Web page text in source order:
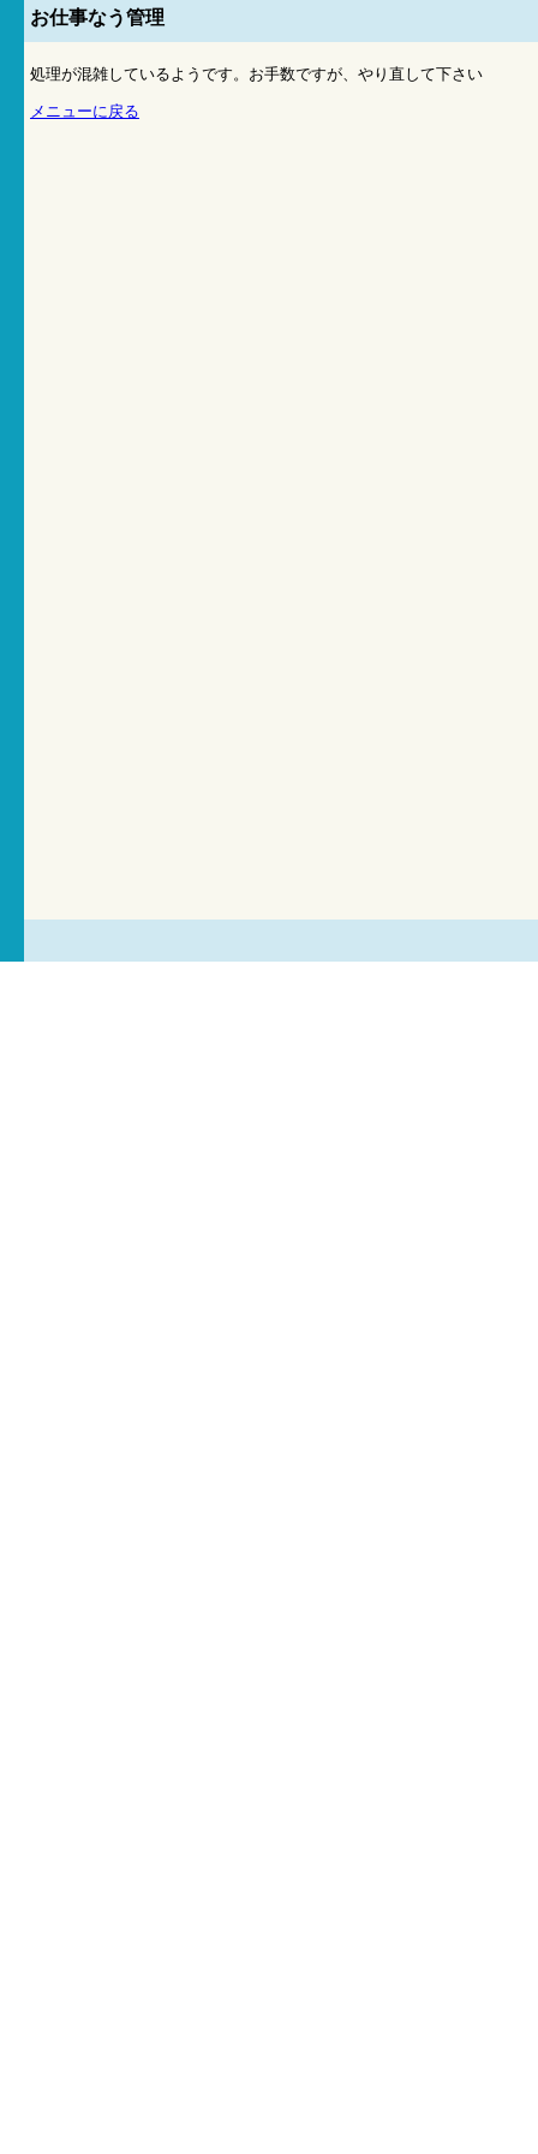
お仕事なう管理
処理が混雑しているようです。お手数ですが、やり直して下さい
メニューに戻る